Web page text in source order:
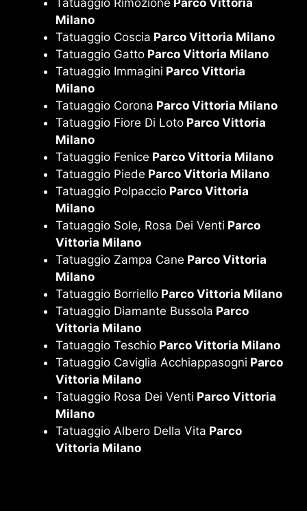
Milano
Tatuaggio Coscia Parco Vittoria Milano
Tatuaggio Gatto Parco Vittoria Milano
Tatuaggio Immagini Parco Vittoria
Milano
Tatuaggio Corona Parco Vittoria Milano
Tatuaggio Fiore Di Loto Parco Vittoria
Milano
Tatuaggio Fenice Parco Vittoria Milano
Tatuaggio Piede Parco Vittoria Milano
Tatuaggio Polpaccio Parco Vittoria
Milano
Tatuaggio Sole, Rosa Dei Venti Parco
Vittoria Milano
Tatuaggio Zampa Cane Parco Vittoria
Milano
Tatuaggio Borriello Parco Vittoria Milano
Tatuaggio Diamante Bussola Parco
Vittoria Milano
Tatuaggio Teschio Parco Vittoria Milano
Tatuaggio Caviglia Acchiappasogni Parco
Vittoria Milano
Tatuaggio Rosa Dei Venti Parco Vittoria
Milano
Tatuaggio Albero Della Vita Parco
Vittoria Milano